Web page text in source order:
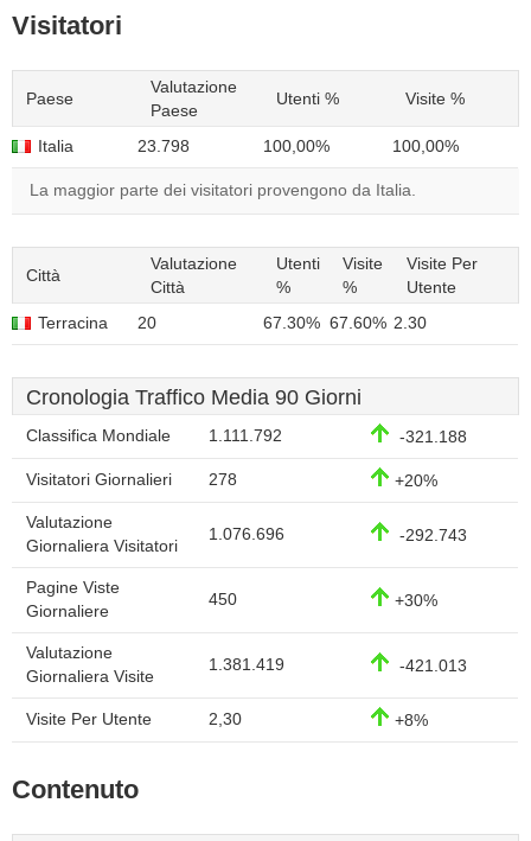
Visitatori
Paese
Valutazione
Paese
Utenti % Visite %
Italia 23.798 100,00% 100,00%
La maggior parte dei visitatori provengono da Italia.
Città
Valutazione
Città
Utenti
%
Visite
%
Visite Per
Utente
Terracina
20 67.30% 67.60% 2.30
Cronologia Traffico Media 90 Giorni
Classifica Mondiale 1.111.792 -321.188
Visitatori Giornalieri 278 +20%
Valutazione
Giornaliera Visitatori
1.076.696 -292.743
Pagine Viste
Giornaliere
450 +30%
Valutazione
Giornaliera Visite
1.381.419 -421.013
Visite Per Utente 2,30 +8%
Contenuto